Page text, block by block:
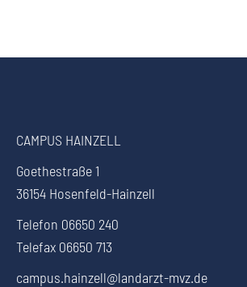
CAMPUS HAINZELL
Goethestraße 1
36154 Hosenfeld-Hainzell
Telefon 06650 240
Telefax 06650 713
campus.hainzell@landarzt-mvz.de